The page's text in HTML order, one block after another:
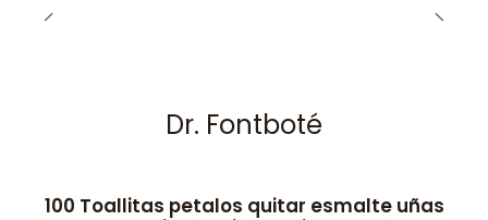
Dr. Fontboté
-50% OFF
100 Toallitas petalos quitar esmalte uñas